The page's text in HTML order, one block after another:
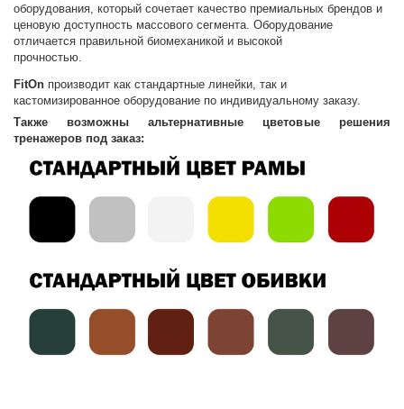
оборудования, который сочетает качество премиальных брендов и
ценовую доступность массового сегмента. Оборудование
отличается правильной биомеханикой и высокой
прочностью.
FitOn производит как стандартные линейки, так и
кастомизированное оборудование по индивидуальному заказу.
Также возможны альтернативные цветовые решения
тренажеров под заказ: